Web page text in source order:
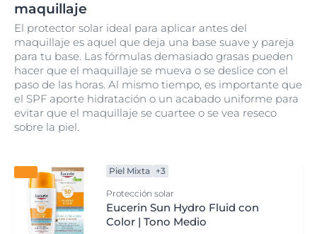
maquillaje
El protector solar ideal para aplicar antes del
maquillaje es aquel que deja una base suave y pareja
para tu base. Las fórmulas demasiado grasas pueden
hacer que el maquillaje se mueva o se deslice con el
paso de las horas. Al mismo tiempo, es importante que
el SPF aporte hidratación o un acabado uniforme para
evitar que el maquillaje se cuartee o se vea reseco
sobre la piel.
Piel Mixta +3
Protección solar
Eucerin Sun Hydro Fluid con
Color | Tono Medio